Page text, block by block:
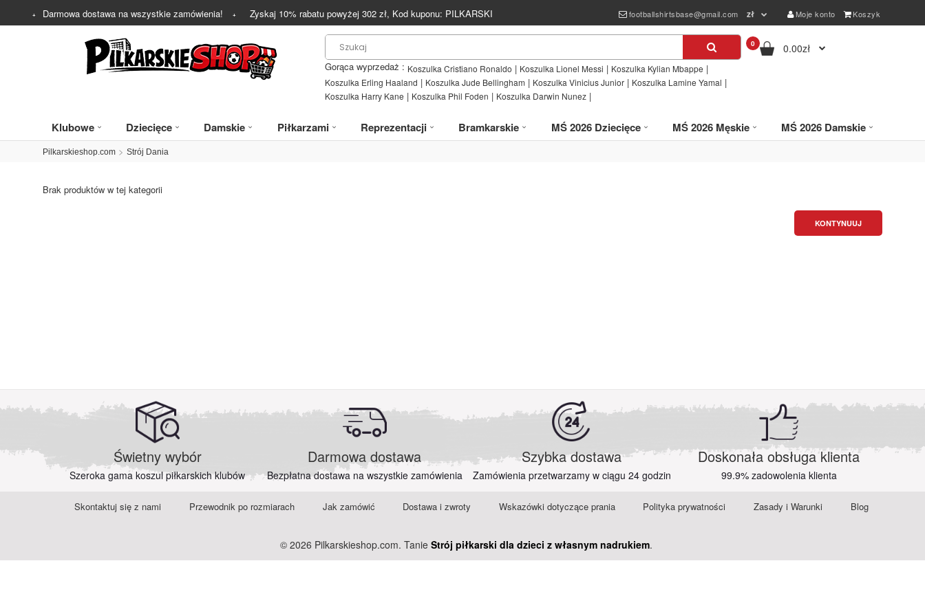
Darmowa dostawa na wszystkie zamówienia! Zyskaj 10% rabatu powyżej 302 zł, Kod kuponu: PILKARSKI footballshirtsbase@gmail.com zł Moje konto Koszyk
Gorąca wyprzedaż : Koszulka Cristiano Ronaldo | Koszulka Lionel Messi | Koszulka Kylian Mbappe |
Koszulka Erling Haaland | Koszulka Jude Bellingham | Koszulka Vinicius Junior | Koszulka Lamine Yamal |
Koszulka Harry Kane | Koszulka Phil Foden | Koszulka Darwin Nunez |
0 0.00zł
Klubowe Dziecięce Damskie Piłkarzami Reprezentacji Bramkarskie MŚ 2026 Dziecięce MŚ 2026 Męskie MŚ 2026 Damskie
Pilkarskieshop.com Strój Dania
Brak produktów w tej kategorii
KONTYNUUJ
Świetny wybór
Szeroka gama koszul piłkarskich klubów
Darmowa dostawa
Bezpłatna dostawa na wszystkie zamówienia
Szybka dostawa
Zamówienia przetwarzamy w ciągu 24 godzin
Doskonała obsługa klienta
99.9% zadowolenia klienta
Skontaktuj się z nami Przewodnik po rozmiarach Jak zamówić Dostawa i zwroty Wskazówki dotyczące prania Polityka prywatności Zasady i Warunki Blog
© 2026 Pilkarskieshop.com. Tanie Strój piłkarski dla dzieci z własnym nadrukiem.